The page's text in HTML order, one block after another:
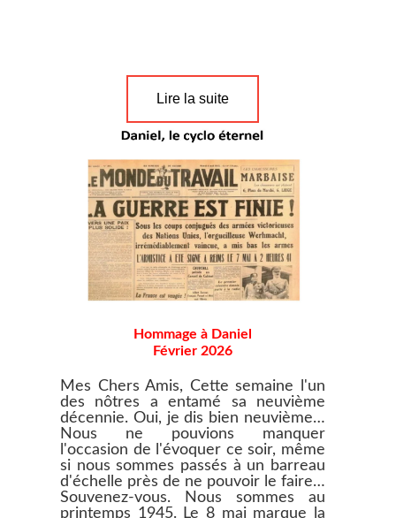
Lire la suite
Hommage à Daniel
Février 2026
Mes Chers Amis, Cette semaine l'un
des nôtres a entamé sa neuvième
décennie. Oui, je dis bien neuvième…
Nous ne pouvions manquer
l'occasion de l'évoquer ce soir, même
si nous sommes passés à un barreau
d'échelle près de ne pouvoir le faire…
Souvenez-vous. Nous sommes au
printemps 1945. Le 8 mai marque la